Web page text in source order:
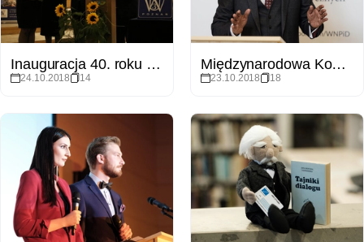
Inauguracja 40. roku akademickiego na Uniwersytecie Trzeciego Wieku
24.10.2018 14
Międzynarodowa Konferencja “Beyond Europe: Politics and Change in Global and Regional Afairs"
23.10.2018 18